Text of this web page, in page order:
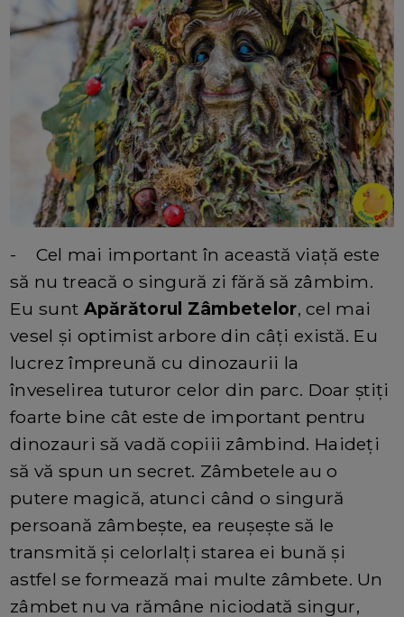
- Cel mai important în această viață este
să nu treacă o singură zi fără să zâmbim.
Eu sunt Apărătorul Zâmbetelor, cel mai
vesel și optimist arbore din câți există. Eu
lucrez împreună cu dinozaurii la
înveselirea tuturor celor din parc. Doar știți
foarte bine cât este de important pentru
dinozauri să vadă copiii zâmbind. Haideți
să vă spun un secret. Zâmbetele au o
putere magică, atunci când o singură
persoană zâmbește, ea reușește să le
transmită și celorlalți starea ei bună și
astfel se formează mai multe zâmbete. Un
zâmbet nu va rămâne niciodată singur,